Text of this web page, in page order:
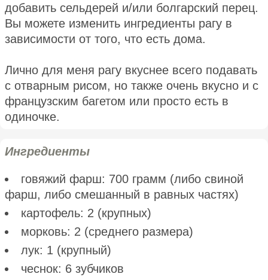
добавить сельдерей и/или болгарский перец.
Вы можете изменить ингредиенты рагу в
зависимости от того, что есть дома.
Лично для меня рагу вкуснее всего подавать
с отварным рисом, но также очень вкусно и с
французским багетом или просто есть в
одиночке.
Ингредиенты
говяжий фарш: 700 грамм (либо свиной
фарш, либо смешанный в равных частях)
картофель: 2 (крупных)
морковь: 2 (среднего размера)
лук: 1 (крупный)
чеснок: 6 зубчиков